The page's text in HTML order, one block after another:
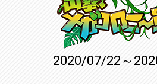
2020/07/22～